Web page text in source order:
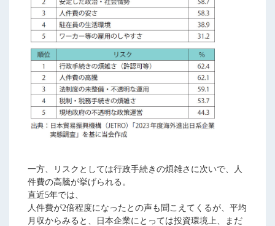
一方、リスクとしては行政手続きの煩雑さに次いで、人
件費の高騰が挙げられる。
直近5年では、
人件費が2倍程度になったとの声も聞こえてくるが、平均
月収からみると、日本企業にとっては投資環境上、まだ